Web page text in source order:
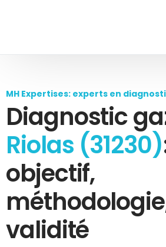
MH Expertises: experts en
Diagnostic
Riolas (31230)
objectif,
validité